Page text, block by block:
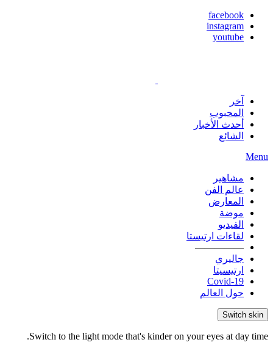
facebook
instagram
youtube
آخر
المحبوب
أحدث الأخبار
الشائع
Menu
مشاهير
عالم الفن
المعارض
موضة
الفيديو
لقاءات ارتيستا
—————
جاليري
ارتيسيتا
Covid-19
حول العالم
Switch skin
Switch to the light mode that's kinder on your eyes at day time.